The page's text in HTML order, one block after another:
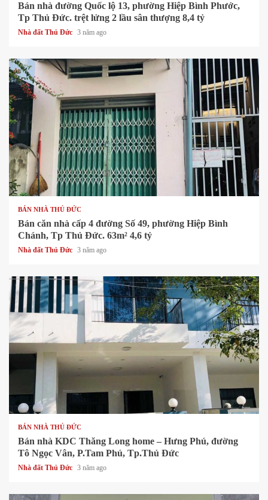
Bán nhà đường Quốc lộ 13, phường Hiệp Bình Phước,
Tp Thủ Đức. trệt lửng 2 lầu sân thượng 8,4 tỷ
Nhà đất Thủ Đức 3 năm ago
1 min read
BÁN NHÀ THỦ ĐỨC
Bán căn nhà cấp 4 đường Số 49, phường Hiệp Bình
Chánh, Tp Thủ Đức. 63m² 4,6 tỷ
Nhà đất Thủ Đức 3 năm ago
1 min read
BÁN NHÀ THỦ ĐỨC
Bán nhà KDC Thăng Long home – Hưng Phú, đường
Tô Ngọc Vân, P.Tam Phú, Tp.Thủ Đức
Nhà đất Thủ Đức 3 năm ago